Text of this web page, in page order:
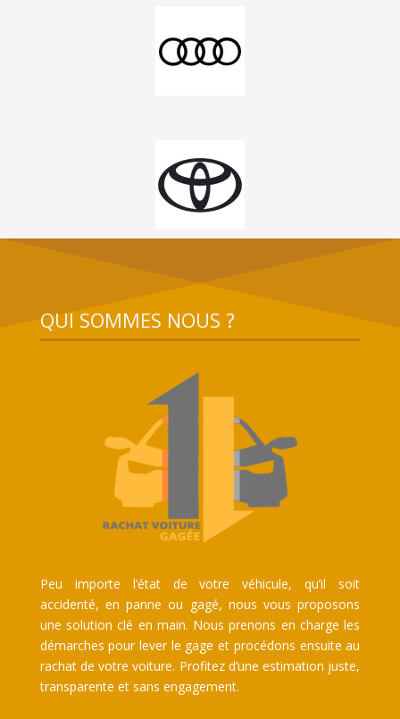
QUI SOMMES NOUS ?
Peu importe l’état de votre véhicule, qu’il soit
accidenté, en panne ou gagé, nous vous proposons
une solution clé en main. Nous prenons en charge les
démarches pour lever le gage et procédons ensuite au
rachat de votre voiture. Profitez d’une estimation juste,
transparente et sans engagement.